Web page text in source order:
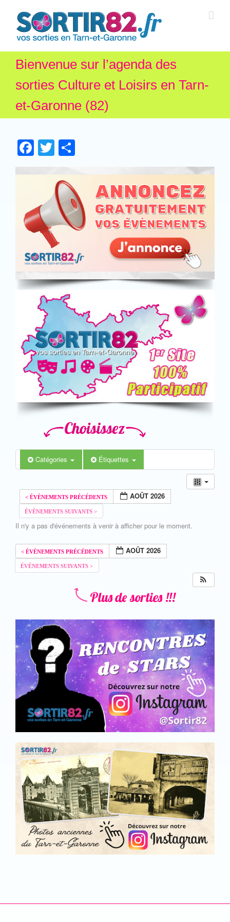
Bienvenue sur l’agenda des
sorties Culture et Loisirs en Tarn-
et-Garonne (82)
Facebook
Twitter
Catégories Étiquettes
AOÛT 2026
Il n'y a pas d'événements à venir à afficher pour le moment.
AOÛT 2026